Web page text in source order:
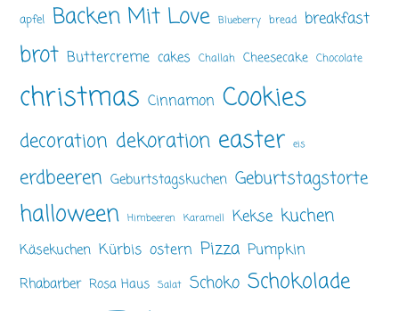
apfel Backen Mit Love Blueberry bread breakfast
brot Buttercreme cakes Challah Cheesecake Chocolate
christmas Cinnamon Cookies
decoration dekoration easter eis
erdbeeren Geburtstagskuchen Geburtstagstorte
halloween Himbeeren Karamell Kekse kuchen
Käsekuchen Kürbis ostern Pizza Pumpkin
Rhabarber Rosa Haus Salat Schoko Schokolade